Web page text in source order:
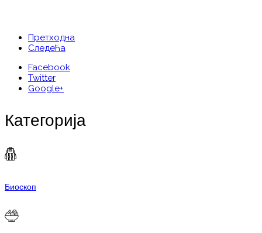
Претходна
Следећа
Facebook
Twitter
Google+
Категорија
Биоскоп